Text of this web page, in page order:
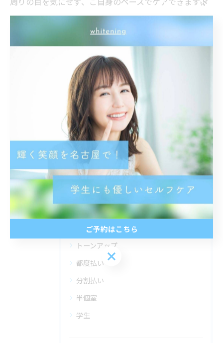
無理なく、自然に。
あなたの笑顔をもっと素敵に🦷✨
気になる方はお気軽にご相談ください📩
< 前のページ 一覧に戻る 次のページ >
カテゴリー Categories
全てのカテゴリー
トーンアップ
都度払い
分割払い
半個室
学生
ご予約はこちら
ご予約はこちら